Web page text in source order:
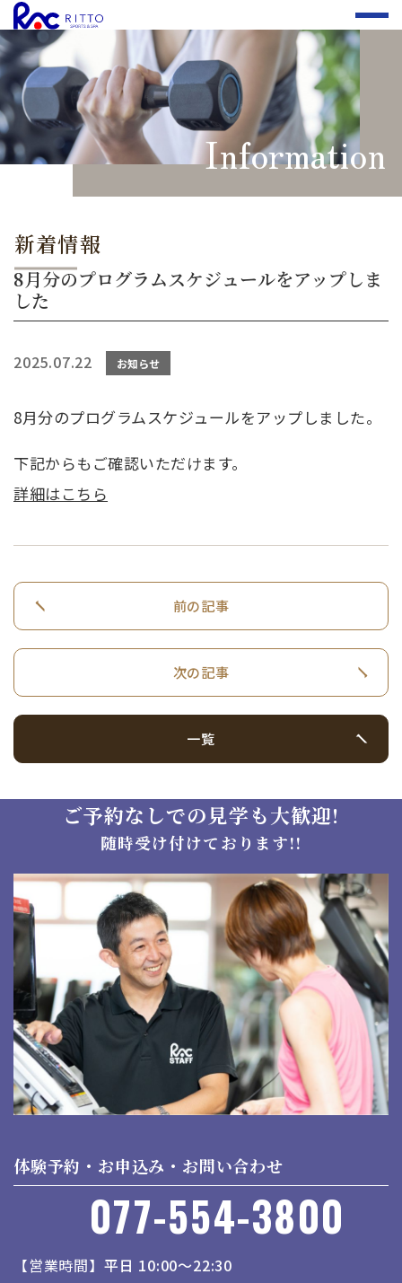
Information
新着情報
8月分のプログラムスケジュールをアップしま
した
2025.07.22 お知らせ
8月分のプログラムスケジュールをアップしました。
下記からもご確認いただけます。
詳細はこちら
前の記事
次の記事
一覧
ご予約なしでの見学も大歓迎!
随時受け付けております!!
体験予約・お申込み・お問い合わせ
077-554-3800
営業時間
平日 10:00～22:30